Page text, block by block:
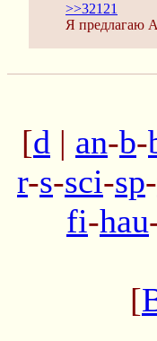
>>32121
Я предлагаю
[d | an-b-
r-s-sci-sp-
fi-hau
[